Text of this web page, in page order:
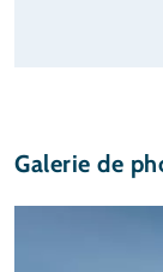
Galerie de